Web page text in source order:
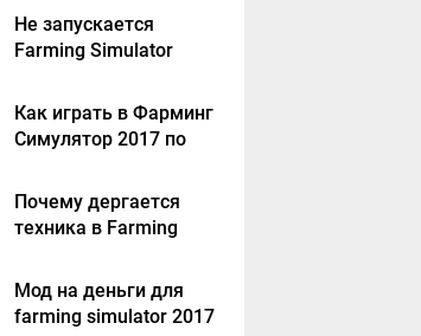
решение
Не запускается
Farming Simulator
Как играть в Фарминг
Симулятор 2017 по
Почему дергается
техника в Farming
Мод на деньги для
farming simulator 2017